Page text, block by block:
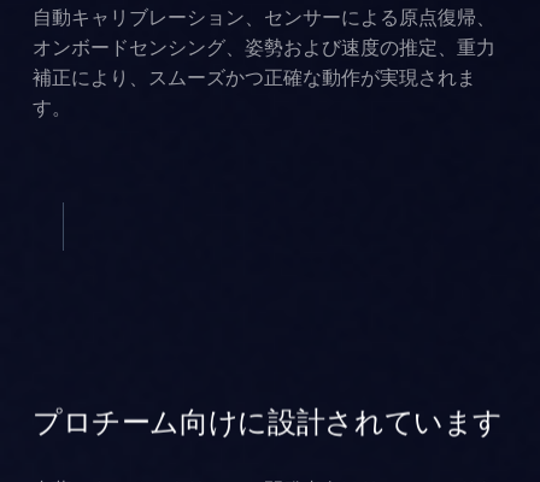
自動キャリブレーション、センサーによる原点復帰、
オンボードセンシング、姿勢および速度の推定、重力
補正により、スムーズかつ正確な動作が実現されま
す。
プロチーム向けに設計されています